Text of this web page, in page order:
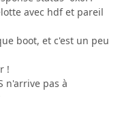
avec hdf et pareil
boot, et c'est un peu
!
n'arrive pas à